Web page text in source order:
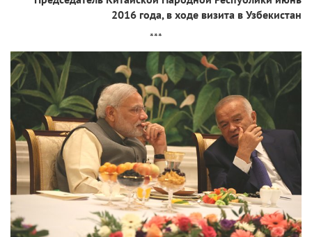
2016 года, в ходе визита в Узбекистан
***